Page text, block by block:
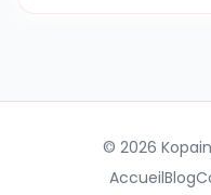
© 2026
AccueilBlog